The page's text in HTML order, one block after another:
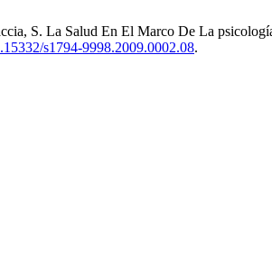
S. La Salud En El Marco De La
s1794-9998.2009.0002.08.